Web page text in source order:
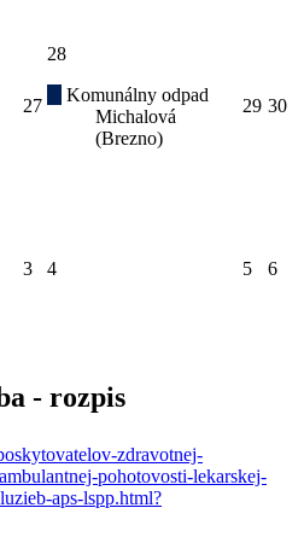
27
28
Komunálny odpad
Michalová
(Brezno)
29 30
3 4 5 6
- rozpis